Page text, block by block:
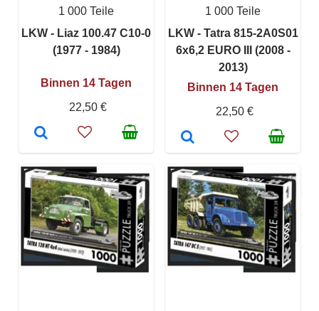
1 000 Teile
LKW - Liaz 100.47 C10-0
(1977 - 1984)
Binnen 14 Tagen
22,50 €
1 000 Teile
LKW - Tatra 815-2A0S01
6x6,2 EURO III (2008 -
2013)
Binnen 14 Tagen
22,50 €